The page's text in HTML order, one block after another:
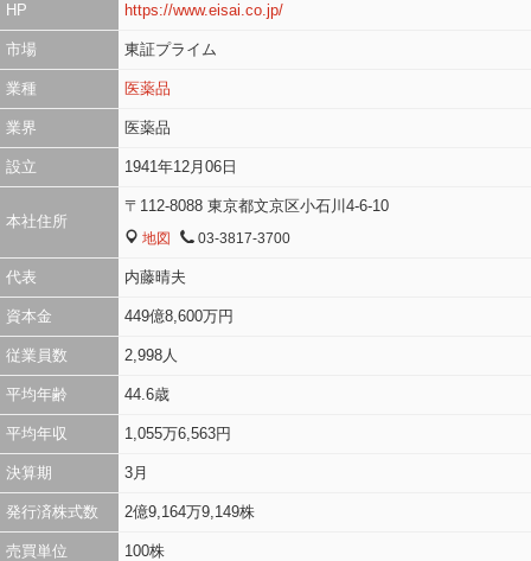
HP https://www.eisai.co.jp/
市場 東証プライム
業種 医薬品
業界 医薬品
設立 1941年12月06日
本社住所
〒112-8088 東京都文京区小石川4-6-10
MAP
地図 TEL
03-3817-3700
代表 内藤晴夫
資本金 449億8,600万円
従業員数 2,998人
平均年齢 44.6歳
平均年収 1,055万6,563円
決算期 3月
発行済株式数 2億9,164万9,149株
売買単位 100株